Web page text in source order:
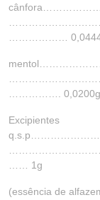
………………
……………. 0,0200g
Excipientes
…… 1g
(essência de